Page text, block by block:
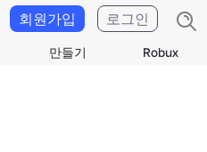
만들기 Robux
회원가입 로그인